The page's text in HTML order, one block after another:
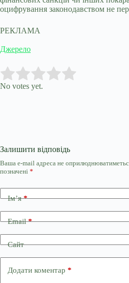
оцифрування законодавством не
РЕКЛАМА
Джерело
Rate this item:
No votes yet.
Залишити відповідь
Ваша e-mail адреса не
позначені *
Ім’я*
Email*
Сайт
Додати коментар *